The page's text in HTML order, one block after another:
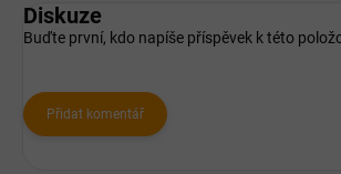
Diskuze
Buďte první, kdo napíše příspěvek k této
Přidat komentář